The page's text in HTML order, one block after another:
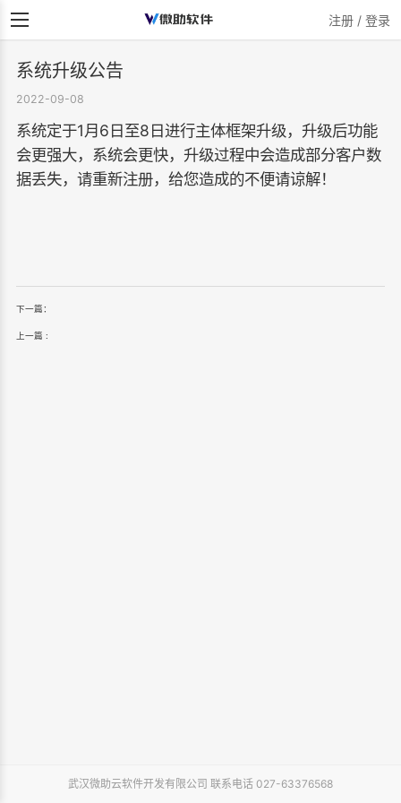
注册 / 登录
系统升级公告
2022-09-08
系统定于1月6日至8日进行主体框架升级，升级后功能
会更强大，系统会更快，升级过程中会造成部分客户数
据丢失，请重新注册，给您造成的不便请谅解！
下一篇：
上一篇 :
武汉微助云软件开发有限公司 联系电话 027-63376568